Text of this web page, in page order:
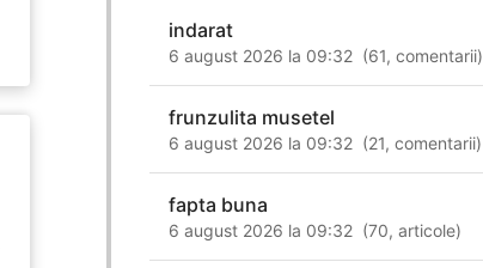
indarat
6 august 2026 la 09:32 (61,comentarii)
frunzulita musetel
6 august 2026 la 09:32 (21,comentarii)
fapta buna
6 august 2026 la 09:32 (70,articole)